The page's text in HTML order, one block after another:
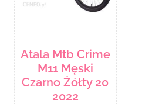
Atala Mtb Crime
M11 Męski
Czarno Żółty 20
2022